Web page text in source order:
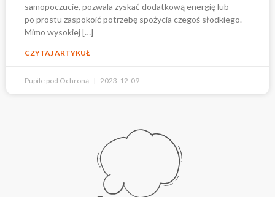
samopoczucie, pozwala zyskać dodatkową energię lub
po prostu zaspokoić potrzebę spożycia czegoś słodkiego.
Mimo wysokiej […]
CZYTAJ ARTYKUŁ
Pupile pod Ochroną 2023-12-09